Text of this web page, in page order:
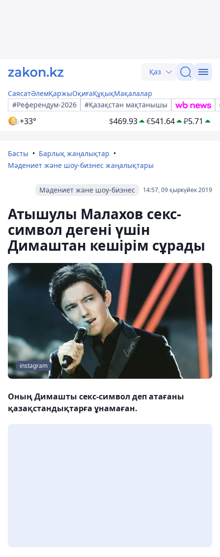
Қаз
СаясатӘлемҚаржыОқиғаҚұқықМақалалар
#Референдум-2026
#Қазақстан мақтанышы
+33° $469.93 €541.64 ₽5.71
Басты
Барлық жаңалықтар
Мәдениет және шоу-бизнес жаңалықтары
14:57, 09 қыркүйек 2019
Мәдениет және шоу-бизнес
Атышулы Малахов секс-
символ дегені үшін
Димаштан кешірім сұрады
instagram
Оның Димашты секс-символ деп атағаны
қазақстандықтарға ұнамаған.